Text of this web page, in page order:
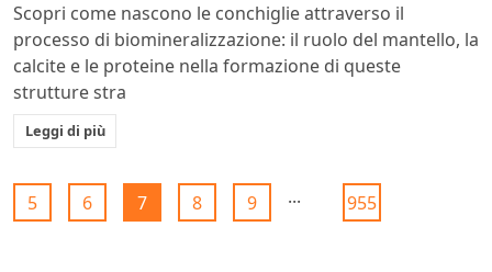
Scopri come nascono le conchiglie attraverso il
processo di biomineralizzazione: il ruolo del mantello, la
calcite e le proteine nella formazione di queste
strutture stra
Leggi di più
5 6 7 8 9 ... 955